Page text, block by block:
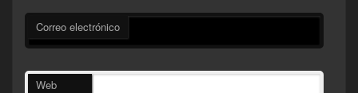
Correo electrónico
Web